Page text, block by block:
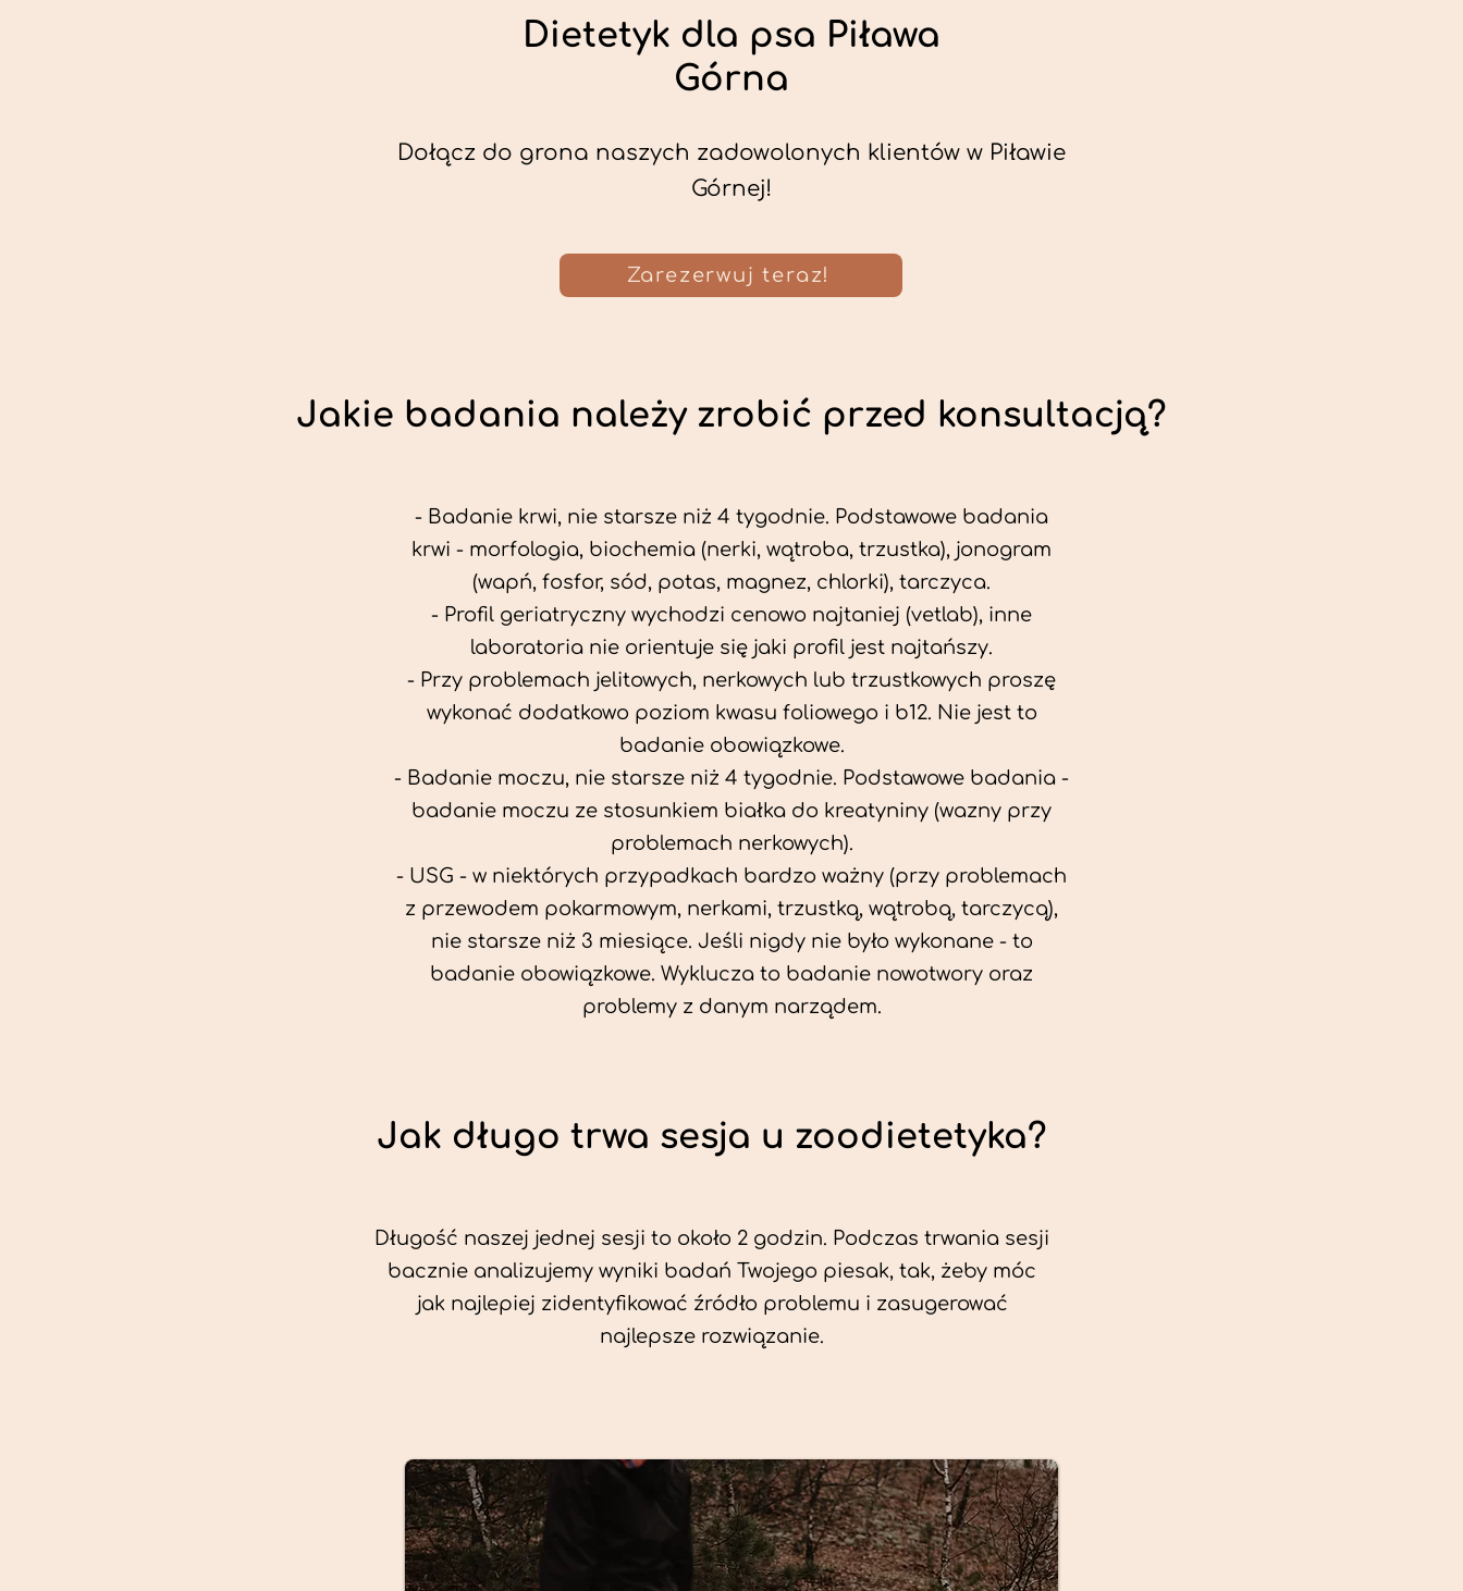
Dietetyk dla psa Piława
Górna
Dołącz do grona naszych zadowolonych klientów w Piławie
Górnej!
Zarezerwuj teraz!
Jakie badania należy zrobić przed konsultacją?
- Badanie krwi, nie starsze niż 4 tygodnie. Podstawowe badania
krwi - morfologia, biochemia (nerki, wątroba, trzustka), jonogram
(wapń, fosfor, sód, potas, magnez, chlorki), tarczyca.
- Profil geriatryczny wychodzi cenowo najtaniej (vetlab), inne
laboratoria nie orientuje się jaki profil jest najtańszy.
- Przy problemach jelitowych, nerkowych lub trzustkowych proszę
wykonać dodatkowo poziom kwasu foliowego i b12. Nie jest to
badanie obowiązkowe.
- Badanie moczu, nie starsze niż 4 tygodnie. Podstawowe badania -
badanie moczu ze stosunkiem białka do kreatyniny (wazny przy
problemach nerkowych).
- USG - w niektórych przypadkach bardzo ważny (przy problemach
z przewodem pokarmowym, nerkami, trzustką, wątrobą, tarczycą),
nie starsze niż 3 miesiące. Jeśli nigdy nie było wykonane - to
badanie obowiązkowe. Wyklucza to badanie nowotwory oraz
problemy z danym narządem.
Jak długo trwa sesja u zoodietetyka?
Długość naszej jednej sesji to około 2 godzin. Podczas trwania sesji
bacznie analizujemy wyniki badań Twojego piesak, tak, żeby móc
jak najlepiej zidentyfikować źródło problemu i zasugerować
najlepsze rozwiązanie.